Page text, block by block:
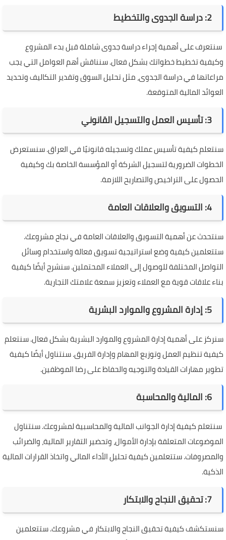
2: دراسة الجدوى والتخطيط
سنتعرف على أهمية إجراء دراسة جدوى شاملة قبل بدء المشروع
وكيفية تخطيط خطواتك بشكل فعال. سنناقش أهم العوامل التي يجب
مراعاتها في دراسة الجدوى، مثل تحليل السوق وتقدير التكاليف وتحديد
العوائد المالية المتوقعة.
3: تأسيس العمل والتسجيل القانوني
سنتعلم كيفية تأسيس عملك وتسجيله قانونيًا في العراق. سنستعرض
الخطوات الضرورية لتسجيل الشركة أو المؤسسة الخاصة بك وكيفية
الحصول على التراخيص والتصاريح اللازمة.
4: التسويق والعلاقات العامة
سنتحدث عن أهمية التسويق والعلاقات العامة في نجاح مشروعك.
ستتعلمين كيفية وضع استراتيجية تسويق فعالة واستخدام وسائل
التواصل المختلفة للوصول إلى العملاء المحتملين. سنشرح أيضًا كيفية
بناء علاقات قوية مع العملاء وتعزيز سمعة علامتك التجارية.
5: إدارة المشروع والموارد البشرية
سنركز على أهمية إدارة المشروع والموارد البشرية بشكل فعال. سنتعلم
كيفية تنظيم العمل وتوزيع المهام وإدارة الفريق. سنتناول أيضًا كيفية
تطوير مهارات القيادة والتوجيه والحفاظ على رضا الموظفين.
6: المالية والمحاسبة
سنتعلم كيفية إدارة الجوانب المالية والمحاسبية لمشروعك. سنتناول
الموضوعات المتعلقة بإدارة الأموال، وتحضير التقارير المالية، والضرائب
والمصروفات. ستتعلمين كيفية تحليل الأداء المالي واتخاذ القرارات المالية
الذكية.
7: تحقيق النجاح والابتكار
سنستكشف كيفية تحقيق النجاح والابتكار في مشروعك. ستتعلمين